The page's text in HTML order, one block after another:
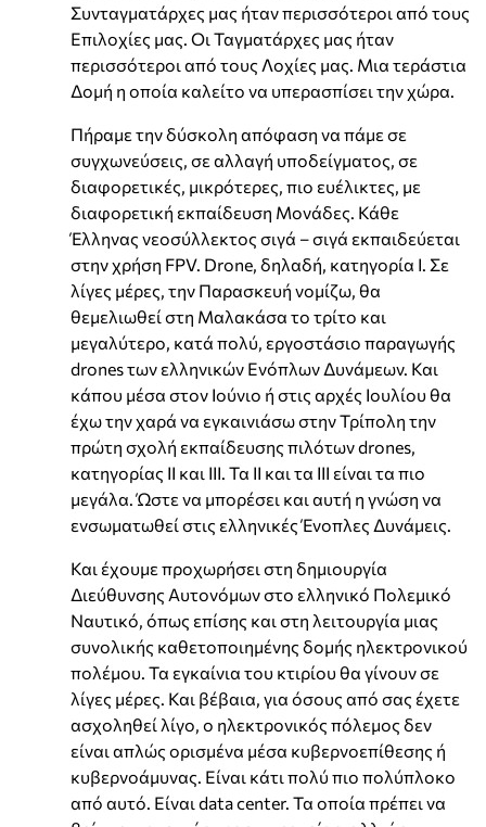
Συνταγματάρχες μας ήταν περισσότεροι από τους
Επιλοχίες μας. Οι Ταγματάρχες μας ήταν
περισσότεροι από τους Λοχίες μας. Μια τεράστια
Δομή η οποία καλείτο να υπερασπίσει την χώρα.
Πήραμε την δύσκολη απόφαση να πάμε σε
συγχωνεύσεις, σε αλλαγή υποδείγματος, σε
διαφορετικές, μικρότερες, πιο ευέλικτες, με
διαφορετική εκπαίδευση Μονάδες. Κάθε
Έλληνας νεοσύλλεκτος σιγά – σιγά εκπαιδεύεται
στην χρήση FPV. Drone, δηλαδή, κατηγορία Ι. Σε
λίγες μέρες, την Παρασκευή νομίζω, θα
θεμελιωθεί στη Μαλακάσα το τρίτο και
μεγαλύτερο, κατά πολύ, εργοστάσιο παραγωγής
drones των ελληνικών Ενόπλων Δυνάμεων. Και
κάπου μέσα στον Ιούνιο ή στις αρχές Ιουλίου θα
έχω την χαρά να εγκαινιάσω στην Τρίπολη την
πρώτη σχολή εκπαίδευσης πιλότων drones,
κατηγορίας ΙΙ και ΙΙΙ. Τα ΙΙ και τα ΙΙΙ είναι τα πιο
μεγάλα. Ώστε να μπορέσει και αυτή η γνώση να
ενσωματωθεί στις ελληνικές Ένοπλες Δυνάμεις.
Και έχουμε προχωρήσει στη δημιουργία
Διεύθυνσης Αυτονόμων στο ελληνικό Πολεμικό
Ναυτικό, όπως επίσης και στη λειτουργία μιας
συνολικής καθετοποιημένης δομής ηλεκτρονικού
πολέμου. Τα εγκαίνια του κτιρίου θα γίνουν σε
λίγες μέρες. Και βέβαια, για όσους από σας έχετε
ασχοληθεί λίγο, ο ηλεκτρονικός πόλεμος δεν
είναι απλώς ορισμένα μέσα κυβερνοεπίθεσης ή
κυβερνοάμυνας. Είναι κάτι πολύ πιο πολύπλοκο
από αυτό. Είναι data center. Τα οποία πρέπει να